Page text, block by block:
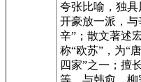
夸张比喻，独具
开豪放一派，
辛”；散文著述
称“欧苏”，为“
四家”之一；擅
等。与韩愈、